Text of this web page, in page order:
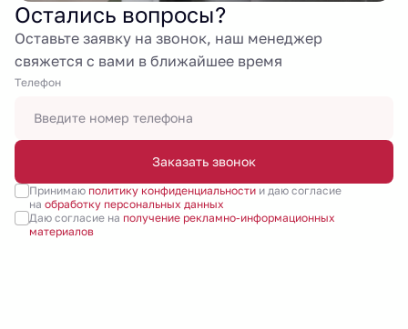
Остались вопросы?
Оставьте заявку на звонок, наш менеджер
свяжется с вами в ближайшее время
Tелефон
Заказать звонок
Принимаю политику конфиденциальностии даю согласие
на обработку персональных данных
Даю согласие на получение рекламно-информационных
материалов